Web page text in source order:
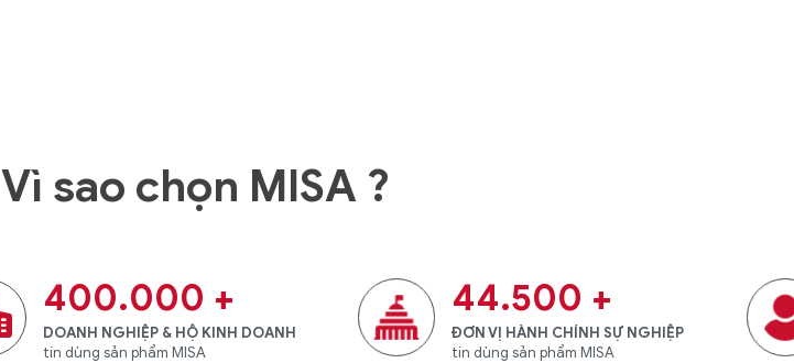
Vì sao chọn MISA ?
400.000 +
DOANH NGHIỆP & HỘ KINH DOANH
tin dùng sản phẩm MISA
44.500 +
ĐƠN VỊ HÀNH CHÍNH SỰ NGHIỆP
tin dùng sản phẩm MISA